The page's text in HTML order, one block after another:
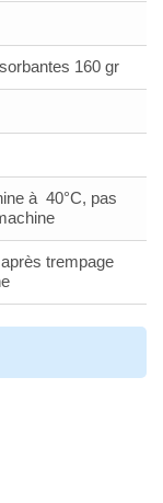
160 gr
à 40°C, pas
trempage